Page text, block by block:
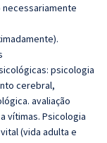
psicologia
cerebral,
avaliação
vítimas. Psicologia
(vida adulta e